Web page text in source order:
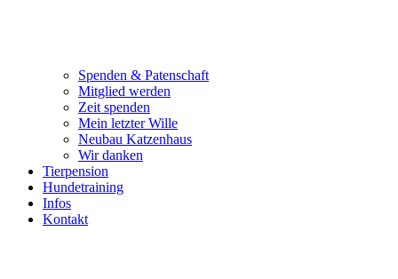
Spenden & Patenschaft
Mitglied werden
Zeit spenden
Mein letzter Wille
Neubau Katzenhaus
Wir danken
Tierpension
Hundetraining
Infos
Kontakt